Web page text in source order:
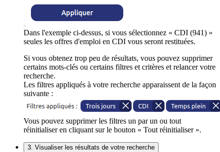
Dans l'exemple ci-dessus, si vous sélectionnez « CDI (941) »
seules les offres d'emploi en CDI vous seront restituées.
Si vous obtenez trop peu de résultats, vous pouvez supprimer
certains mots-clés ou certains filtres et critères et relancer votre
recherche.
Les filtres appliqués à votre recherche apparaissent de la façon
suivante :
Vous pouvez supprimer les filtres un par un ou tout
réinitialiser en cliquant sur le bouton « Tout réinitialiser ».
3. Visualiser les résultats de votre recherche